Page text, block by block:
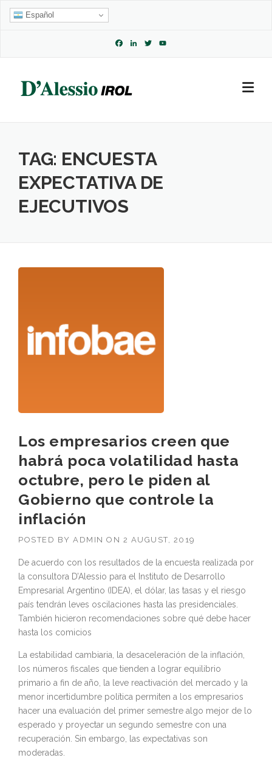
Skip
Español
Facebook
LinkedIn
Twitter
TAG: ENCUESTA
EXPECTATIVA DE
EJECUTIVOS
Los empresarios creen que
habrá poca volatilidad hasta
octubre, pero le piden al
Gobierno que controle la
inflación
POSTED BY ADMIN ON 2 AUGUST, 2019
De acuerdo con los resultados de la encuesta realizada por
la consultora D’Alessio para el Instituto de Desarrollo
Empresarial Argentino (IDEA), el dólar, las tasas y el riesgo
país tendrán leves oscilaciones hasta las presidenciales.
También hicieron recomendaciones sobre qué debe hacer
hasta los comicios
La estabilidad cambiaria, la desaceleración de la inflación,
los números fiscales que tienden a lograr equilibrio
primario a fin de año, la leve reactivación del mercado y la
menor incertidumbre política permiten a los empresarios
hacer una evaluación del primer semestre algo mejor de lo
esperado y proyectar un segundo semestre con una
recuperación. Sin embargo, las expectativas son
moderadas.